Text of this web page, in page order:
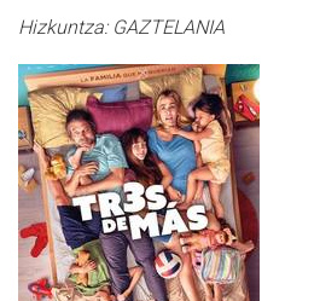
Hizkuntza: GAZTELANIA